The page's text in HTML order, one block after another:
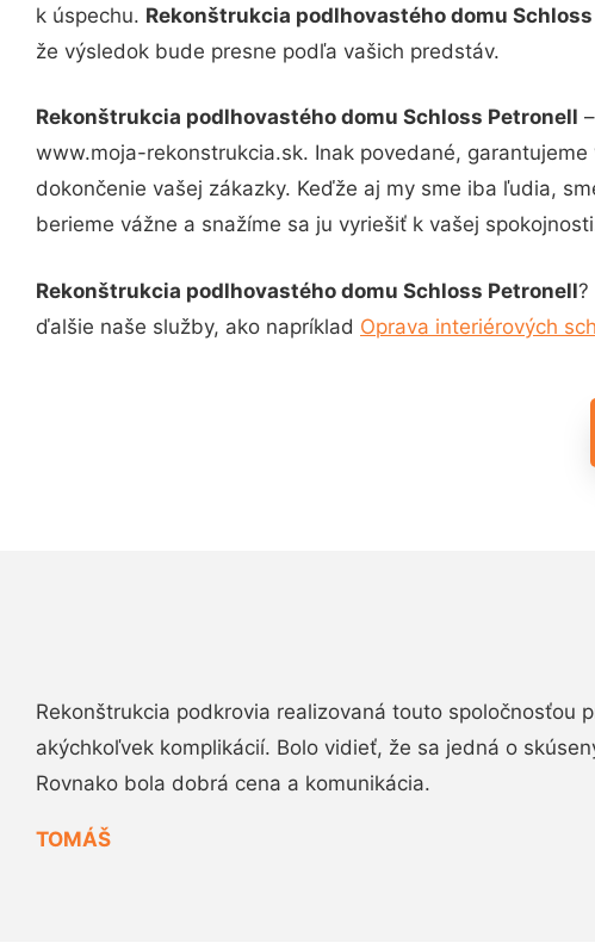
k úspechu. Rekonštrukcia podlhovastého domu
že výsledok bude presne podľa vašich predstáv.
Rekonštrukcia podlhovastého domu Schloss Petronell
www.moja-rekonstrukcia.sk. Inak povedané,
dokončenie vašej zákazky. Keďže aj my sme iba ľudia,
berieme vážne a snažíme sa ju vyriešiť k vašej
Rekonštrukcia podlhovastého domu Schloss Petronell?
ďalšie naše služby, ako napríklad Oprava interiérových
Rekonštrukcia podkrovia realizovaná touto spoločnosťou
akýchkoľvek komplikácií. Bolo vidieť, že sa jedná o
Rovnako bola dobrá cena a komunikácia.
TOMÁŠ